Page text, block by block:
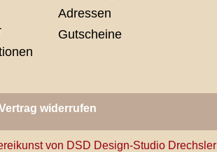
Adressen
Gutscheine
widerrufen
von DSD Design-Studio Drechsler